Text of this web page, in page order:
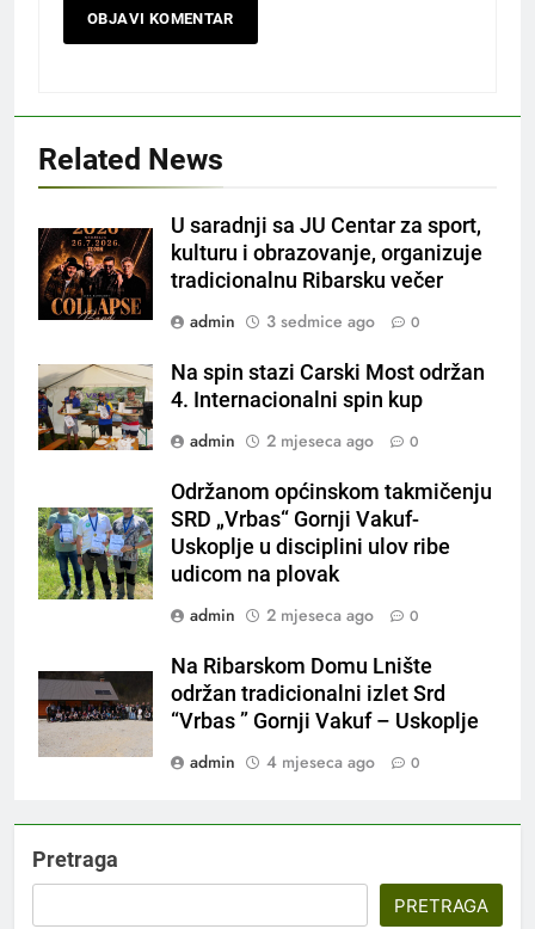
Related News
U saradnji sa JU Centar za sport,
kulturu i obrazovanje, organizuje
tradicionalnu Ribarsku večer
admin
3 sedmice ago 0
Na spin stazi Carski Most održan
4. Internacionalni spin kup
admin
2 mjeseca ago 0
Održanom općinskom takmičenju
SRD „Vrbas“ Gornji Vakuf-
Uskoplje u disciplini ulov ribe
udicom na plovak
admin
2 mjeseca ago 0
Na Ribarskom Domu Lnište
održan tradicionalni izlet Srd
“Vrbas ” Gornji Vakuf – Uskoplje
admin
4 mjeseca ago 0
Pretraga
PRETRAGA